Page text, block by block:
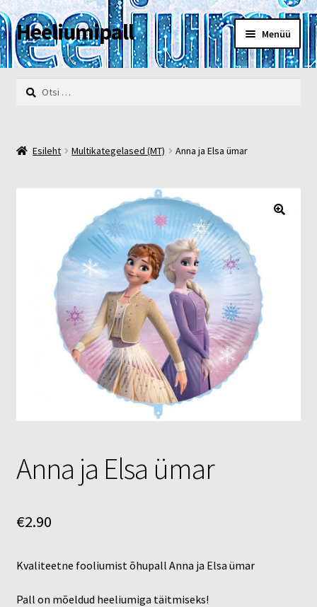
Liigu
navigeerimisele
Liigu
sisu
juurde
Heeliumipall Menüü
Esileht
Kontakt
Müügi- ja privaatsustingimused
Heelium
Õhupallid
Otsi:
Esileht Multikategelased (MT) Anna ja Elsa ümar
Anna ja Elsa ümar
€2.90
Kvaliteetne fooliumist õhupall Anna ja Elsa ümar
Pall on mõeldud heeliumiga täitmiseks!